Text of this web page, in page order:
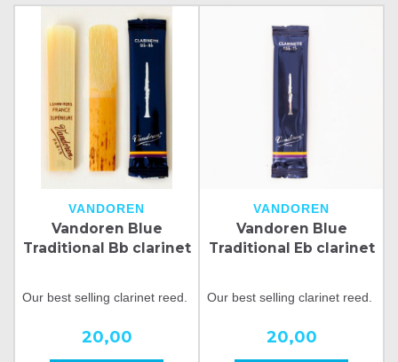
VANDOREN
Vandoren Blue
Traditional Bb clarinet
Our best selling clarinet reed.
20,00
VANDOREN
Vandoren Blue
Traditional Eb clarinet
Our best selling clarinet reed.
20,00